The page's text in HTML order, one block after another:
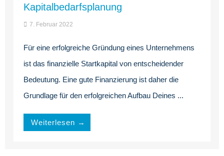
Kapitalbedarfsplanung
7. Februar 2022
Für eine erfolgreiche Gründung eines Unternehmens
ist das finanzielle Startkapital von entscheidender
Bedeutung. Eine gute Finanzierung ist daher die
Grundlage für den erfolgreichen Aufbau Deines ...
Weiterlesen →